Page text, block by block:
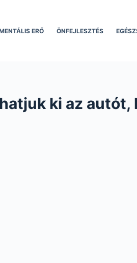
ERŐ ÖNFEJLESZTÉS
ki az autót,